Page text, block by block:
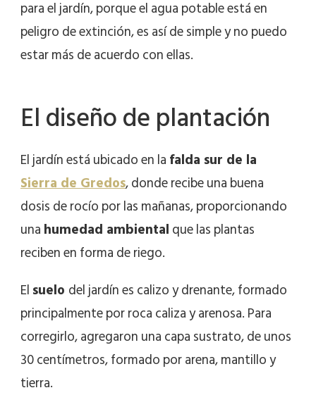
para el jardín, porque el agua potable está en
peligro de extinción, es así de simple y no puedo
estar más de acuerdo con ellas.
El diseño de plantación
El jardín está ubicado en lafalda sur de la
Sierra de Gredos, donde recibe una buena
dosis de rocío por las mañanas, proporcionando
unahumedad ambientalque las plantas
reciben en forma de riego.
Elsuelo del jardín es calizo y drenante, formado
principalmente por roca caliza y arenosa. Para
corregirlo, agregaron una capa sustrato, de unos
30 centímetros, formado por arena, mantillo y
tierra.